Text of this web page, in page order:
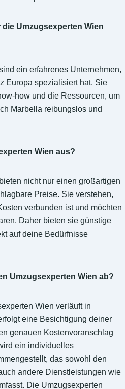
Umzugsexperten Wien
ein erfahrenes Unternehmen,
Europa spezialisiert hat. Sie
how und die Ressourcen, um
Marbella reibungslos und
Wien aus?
nicht nur einen großartigen
Preise. Sie verstehen,
verbunden ist und möchten
Daher bieten sie günstige
auf deine Bedürfnisse
Umzugsexperten Wien ab?
Wien verläuft in
eine Besichtigung deiner
genauen Kostenvoranschlag
ein individuelles
das sowohl den
andere Dienstleistungen wie
Die Umzugsexperten